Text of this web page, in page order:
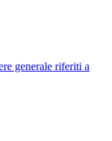
generale riferiti a